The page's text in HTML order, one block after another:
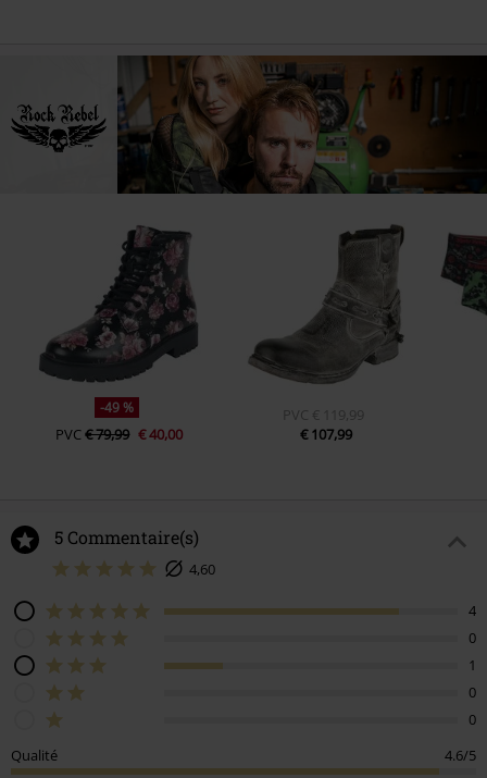
-49 %
PVC€ 79,99 € 40,00
PVC € 119,99
€ 107,99
5 Commentaire(s)
4,60
4
0
1
0
0
Qualité
4.6/5